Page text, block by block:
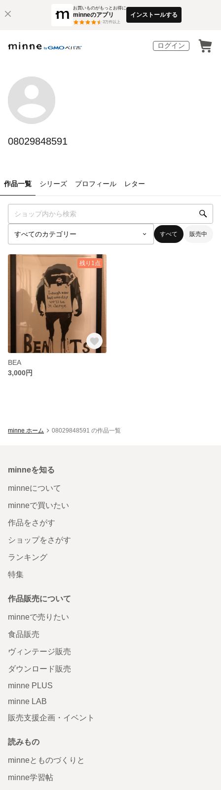
お買いものがもっとお得に
minneのアプリ
3万件以上
インストールする
ログイン
08029848591
作品一覧 シリーズ プロフィール レター
すべて 販売中
残り1点
BEA
3,000円
minne ホーム 08029848591 の作品一覧
minneを知る
minneについて
minneで買いたい
作品をさがす
ショップをさがす
ランキング
特集
作品販売について
minneで売りたい
食品販売
ヴィンテージ販売
ダウンロード販売
minne PLUS
minne LAB
販売支援企画・イベント
読みもの
minneとものづくりと
minne学習帖